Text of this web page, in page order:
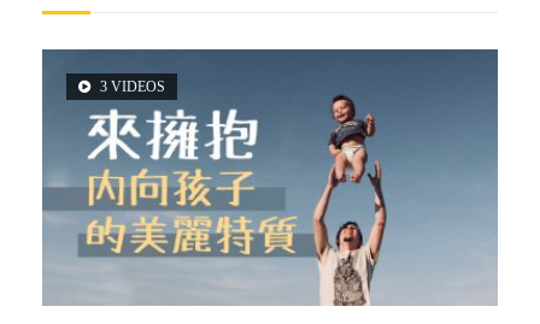
3 VIDEOS
2 VIDEOS
5 VIDEOS
6 VIDEOS
6 VIDEOS